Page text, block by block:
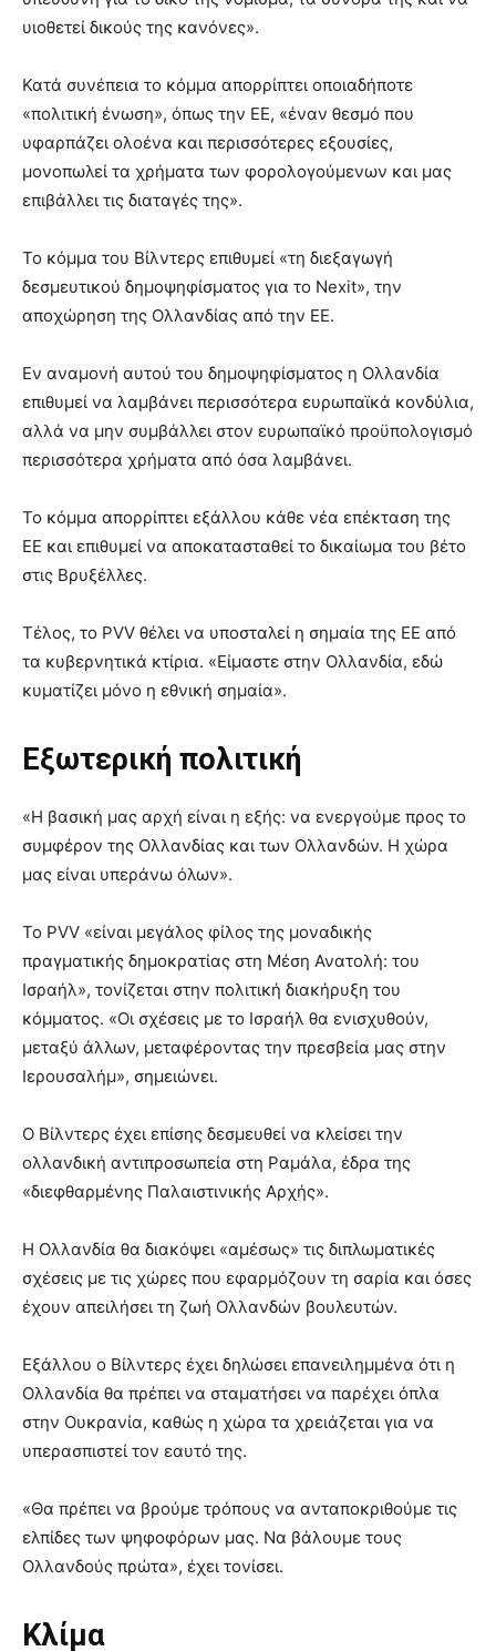
υιοθετεί δικούς της κανόνες».
Κατά συνέπεια το κόμμα απορρίπτει οποιαδήποτε
«πολιτική ένωση», όπως την ΕΕ, «έναν θεσμό που
υφαρπάζει ολοένα και περισσότερες εξουσίες,
μονοπωλεί τα χρήματα των φορολογούμενων και μας
επιβάλλει τις διαταγές της».
Το κόμμα του Βίλντερς επιθυμεί «τη διεξαγωγή
δεσμευτικού δημοψηφίσματος για το Nexit», την
αποχώρηση της Ολλανδίας από την ΕΕ.
Εν αναμονή αυτού του δημοψηφίσματος η Ολλανδία
επιθυμεί να λαμβάνει περισσότερα ευρωπαϊκά κονδύλια,
αλλά να μην συμβάλλει στον ευρωπαϊκό προϋπολογισμό
περισσότερα χρήματα από όσα λαμβάνει.
Το κόμμα απορρίπτει εξάλλου κάθε νέα επέκταση της
ΕΕ και επιθυμεί να αποκατασταθεί το δικαίωμα του βέτο
στις Βρυξέλλες.
Τέλος, το PVV θέλει να υποσταλεί η σημαία της ΕΕ από
τα κυβερνητικά κτίρια. «Είμαστε στην Ολλανδία, εδώ
κυματίζει μόνο η εθνική σημαία».
Εξωτερική πολιτική
«Η βασική μας αρχή είναι η εξής: να ενεργούμε προς το
συμφέρον της Ολλανδίας και των Ολλανδών. Η χώρα
μας είναι υπεράνω όλων».
Το PVV «είναι μεγάλος φίλος της μοναδικής
πραγματικής δημοκρατίας στη Μέση Ανατολή: του
Ισραήλ», τονίζεται στην πολιτική διακήρυξη του
κόμματος. «Οι σχέσεις με το Ισραήλ θα ενισχυθούν,
μεταξύ άλλων, μεταφέροντας την πρεσβεία μας στην
Ιερουσαλήμ», σημειώνει.
Ο Βίλντερς έχει επίσης δεσμευθεί να κλείσει την
ολλανδική αντιπροσωπεία στη Ραμάλα, έδρα της
«διεφθαρμένης Παλαιστινικής Αρχής».
Η Ολλανδία θα διακόψει «αμέσως» τις διπλωματικές
σχέσεις με τις χώρες που εφαρμόζουν τη σαρία και όσες
έχουν απειλήσει τη ζωή Ολλανδών βουλευτών.
Εξάλλου ο Βίλντερς έχει δηλώσει επανειλημμένα ότι η
Ολλανδία θα πρέπει να σταματήσει να παρέχει όπλα
στην Ουκρανία, καθώς η χώρα τα χρειάζεται για να
υπερασπιστεί τον εαυτό της.
«Θα πρέπει να βρούμε τρόπους να ανταποκριθούμε τις
ελπίδες των ψηφοφόρων μας. Να βάλουμε τους
Ολλανδούς πρώτα», έχει τονίσει.
Κλίμα